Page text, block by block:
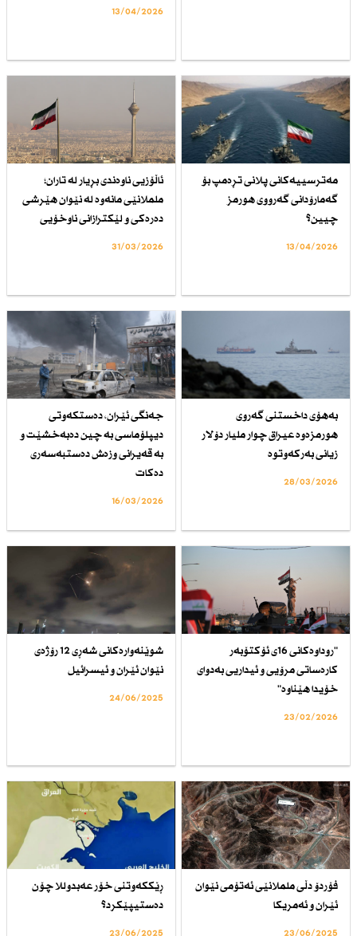
13/04/2026
مەترسییەكانی پلانی تڕەمپ بۆ
گەمارۆدانی گەرووی هورمز
چیین؟
13/04/2026
ئاڵۆزیی ناوەندی بڕیار لە تاران؛
ململانێی مانەوە لە نێوان هێرشی
دەرەکی و لێکترازانی ناوخۆیی
31/03/2026
بەهۆی داخستنی گەروی
هورمزەوە عیراق چوار ملیار دۆلار
زیانی بەركەوتوە
28/03/2026
جەنگی ئێران، دەستكەوتی
دیپلۆماسی بە چین دەبەخشێت و
بە قەیرانی وزەش دەستبەسەری
دەكات
16/03/2026
"روداوەكانی 16ی ئۆكتۆبەر
كارەساتی مرۆیی و ئیداریی بەدوای
خۆیدا هێناوە"
23/02/2026
شوێنەوارەكانی شەڕی 12 رۆژەی
نێوان ئێران و ئیسرائیل
24/06/2025
فۆردۆ دڵی ململانێی ئەتۆمی نێوان
ئێران و ئەمریكا
ڕێككەوتنی خۆر عەبدوللا چۆن
دەستیپێكرد؟